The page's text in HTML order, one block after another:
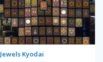
Jewels Kyodai